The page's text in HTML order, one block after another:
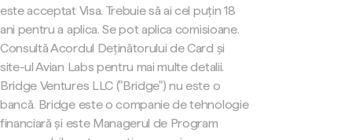
este acceptat Visa. Trebuie să ai cel puțin 18
ani pentru a aplica. Se pot aplica comisioane.
Consultă Acordul Deținătorului de Card și
site-ul Avian Labs pentru mai multe detalii.
Bridge Ventures LLC ("Bridge") nu este o
bancă. Bridge este o companie de tehnologie
financiară și este Managerul de Program